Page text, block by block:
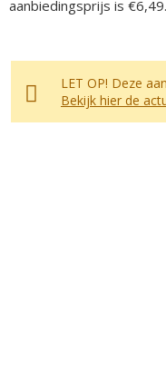
aanbiedingsprijs is €6,49.
LET OP! Deze
Bekijk hier de